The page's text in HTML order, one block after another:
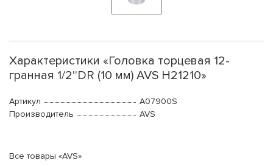
Характеристики «Головка торцевая 12-
гранная 1/2''DR (10 мм) AVS H21210»
Артикул
A07900S
Производитель
AVS
Все товары «AVS»